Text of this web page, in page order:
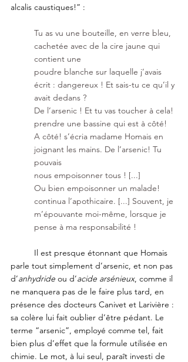
alcalis caustiques!” :
Tu as vu une bouteille, en verre bleu,
cachetée avec de la cire jaune qui
contient une
poudre blanche sur laquelle j’avais
écrit : dangereux ! Et sais-tu ce qu’il y
avait dedans ?
De l’arsenic ! Et tu vas toucher à cela!
prendre une bassine qui est à côté!
A côté! s’écria madame Homais en
joignant les mains. De l’arsenic! Tu
pouvais
nous empoisonner tous ! [...]
Ou bien empoisonner un malade!
continua l’apothicaire. [...] Souvent, je
m’épouvante moi-même, lorsque je
pense à ma responsabilité !
parle tout simplement d’arsenic, et non pas
d’anhydride ou d’acide arsénieux, comme il
ne manquera pas de le faire plus tard, en
présence des docteurs Canivet et Larivière :
sa colère lui fait oublier d’être pédant. Le
terme “arsenic”, employé comme tel, fait
bien plus d’effet que la formule utilisée en
chimie. Le mot, à lui seul, paraît investi de